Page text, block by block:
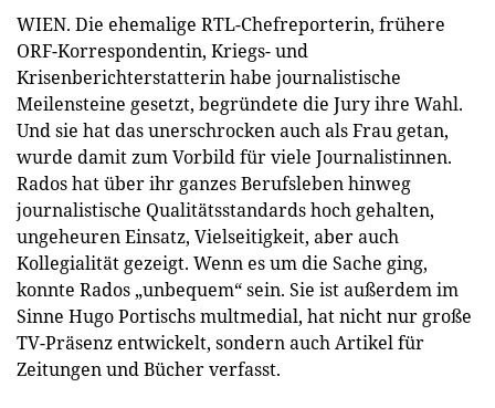
WIEN. Die ehemalige RTL-Chefreporterin, frühere
ORF-Korrespondentin, Kriegs- und
Krisenberichterstatterin habe journalistische
Meilensteine gesetzt, begründete die Jury ihre Wahl.
Und sie hat das unerschrocken auch als Frau getan,
wurde damit zum Vorbild für viele Journalistinnen.
Rados hat über ihr ganzes Berufsleben hinweg
journalistische Qualitätsstandards hoch gehalten,
ungeheuren Einsatz, Vielseitigkeit, aber auch
Kollegialität gezeigt. Wenn es um die Sache ging,
konnte Rados „unbequem“ sein. Sie ist außerdem im
Sinne Hugo Portischs multmedial, hat nicht nur große
TV-Präsenz entwickelt, sondern auch Artikel für
Zeitungen und Bücher verfasst.